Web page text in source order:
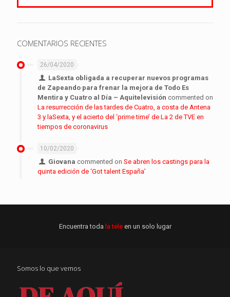
COMENTARIOS RECIENTES
26/04/2020
LaSexta obligada a recuperar nuevos programas
de Zapeando para frenar la mejora de Todo Es
Mentira y Cuatro al Día – Aquitelevisión commented on
La resurrección de las tardes de Cuatro, a costa de Antena
3 y laSexta, y el acierto del ‘prime time’ de La 2 de TVE en
tiempos de coronavirus
10/02/2020
Giovana commented onSe abren los castings para la
quinta edición de ‘Got talent España’
Encuentra toda la tele en un solo lugar
Somos lo que vemos